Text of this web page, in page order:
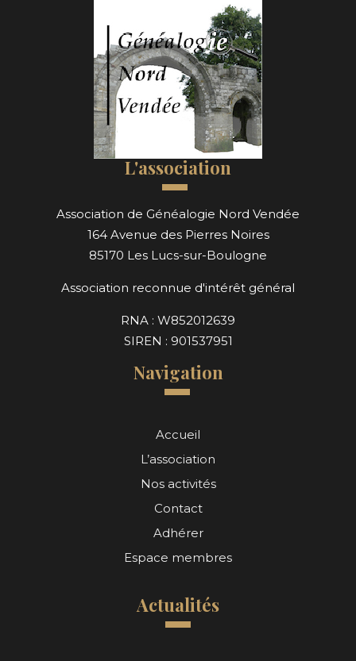
L'association
Association de Généalogie Nord Vendée
164 Avenue des Pierres Noires
85170 Les Lucs-sur-Boulogne
Association reconnue d'intérêt général
RNA : W852012639
SIREN : 901537951
Navigation
Accueil
L’association
Nos activités
Contact
Adhérer
Espace membres
Actualités